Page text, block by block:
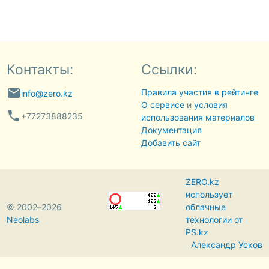
Контакты:
emailinfo@zero.kz
phone +77273888235
Ссылки:
Правила участия в рейтинге
О сервисеи условия
использования материалов
Документация
Добавить сайт
© 2002–2026
Neolabs
ZERO.kz
использует
облачные
технологии от
PS.kz
Александр Усков